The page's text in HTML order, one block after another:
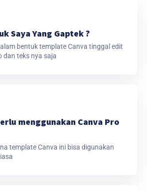
Saya Yang Gaptek ?
bentuk template Canva tinggal edit
dan teks nya saja
menggunakan Canva Pro
template Canva ini bisa digunakan